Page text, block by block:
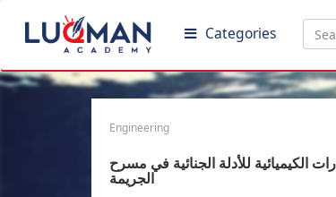
Categories
Engineering
الكيميائية للأدلة الجنائية في مسرح
الجريمة